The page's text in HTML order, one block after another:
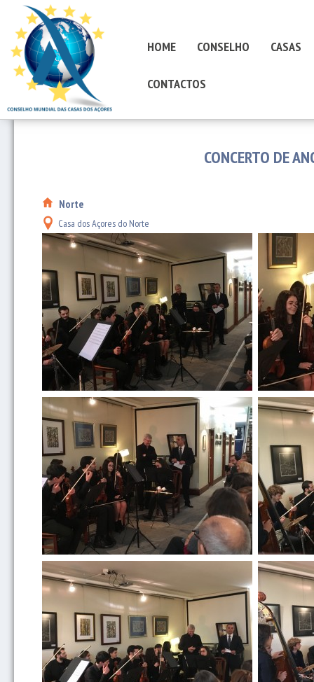
HOME CONSELHO CASAS
CONTACTOS
CONCERTO DE
Norte
Casa dos Açores do Norte